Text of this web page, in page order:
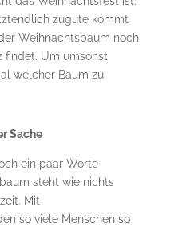
zugute kommt
Weihnachtsbaum noch
findet. Um umsonst
welcher Baum zu
Sache
ein paar Worte
steht wie nichts
Mit
so viele Menschen so